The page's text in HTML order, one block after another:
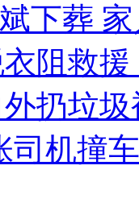
下葬
阻救援
扔垃
司机撞